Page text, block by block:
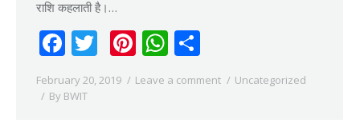
राशि कहलाती है।…
Facebook
Twitter
Pinterest
WhatsApp
February 20, 2019 Leave a comment
Uncategorized
By BWIT